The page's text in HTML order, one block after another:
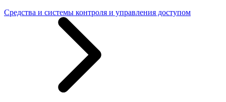
Средства и системы контроля и управления доступом